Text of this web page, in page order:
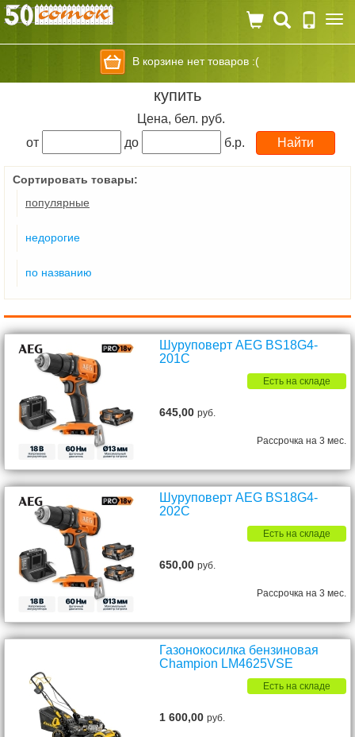
В корзине нет товаров :(
купить
Цена, бел. руб.
от
до б.р.
Сортировать товары:
популярные
недорогие
по названию
Шуруповерт AEG BS18G4-
201C
Есть на складе
645,00руб.
Рассрочка на 3 мес.
Шуруповерт AEG BS18G4-
202C
Есть на складе
650,00руб.
Рассрочка на 3 мес.
Газонокосилка бензиновая
Champion LM4625VSE
Есть на складе
1 600,00руб.